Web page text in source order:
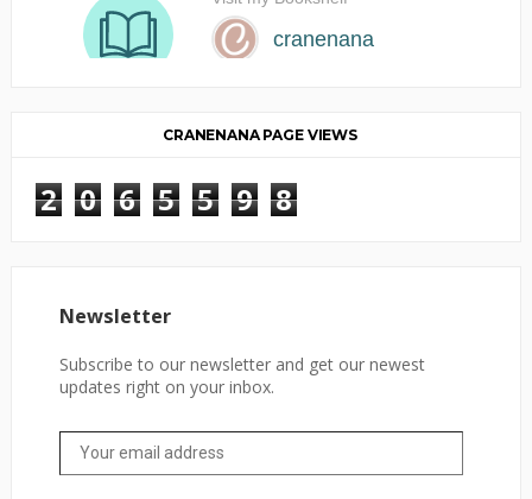
CRANENANA PAGE VIEWS
2 0 6 5 5 9 8
Newsletter
Subscribe to our newsletter and get our newest
updates right on your inbox.